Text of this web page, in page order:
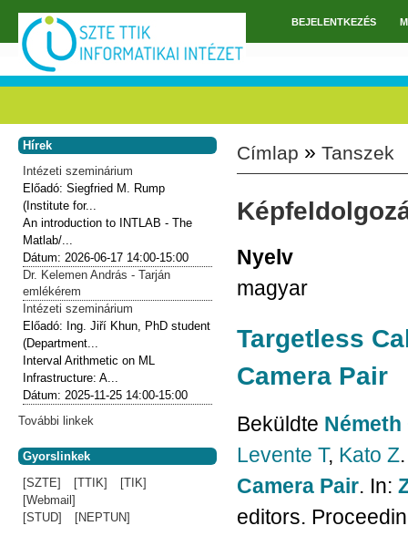
Ugrás a tartalomra
FőmenüBEJELENTKEZÉS
Jelenlegi hely
Címlap » Tanszek
Nyelv
magyar
Targetless
Camera Pair
Beküldte Németh
Levente T, Kato Z.
Camera Pair. In:
editors.
Hírek
Intézeti szeminárium
Előadó:Siegfried M. Rump
(Institute for...
An introduction to INTLAB - The
Matlab/...
Dátum: 2026-06-17 14:00-15:00
Dr. Kelemen András - Tarján
emlékérem
Intézeti szeminárium
Előadó: Ing. Jiří Khun, PhD student
(Department...
Interval Arithmetic on ML
Infrastructure: A...
Dátum: 2025-11-25 14:00-15:00
További linkek
Gyorslinkek
[SZTE]
[TTIK]
[TIK]
[Webmail]
[STUD]
[NEPTUN]